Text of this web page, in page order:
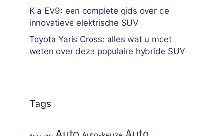
Kia EV9: een complete gids over de
innovatieve elektrische SUV
Toyota Yaris Cross: alles wat u moet
weten over deze populaire hybride SUV
Tags
Auto
Auto